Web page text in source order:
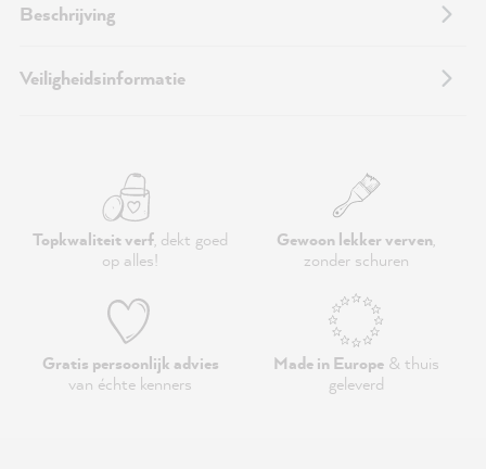
Beschrijving
Veiligheidsinformatie
Topkwaliteit verf, dekt goed
op alles!
Gewoon lekker verven,
zonder schuren
Gratis persoonlijk advies
van échte kenners
Made in Europe& thuis
geleverd